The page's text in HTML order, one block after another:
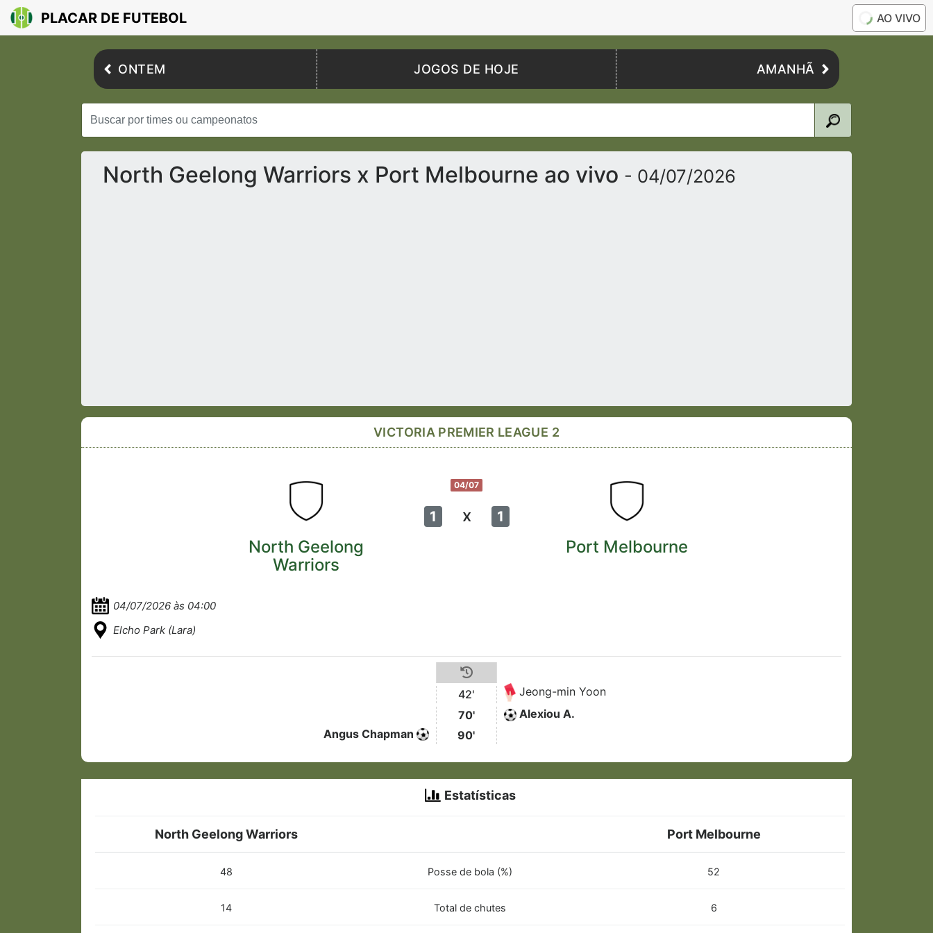
PLACAR DE FUTEBOL AO VIVO
ONTEM JOGOS DE HOJE AMANHÃ
North Geelong Warriors x Port Melbourne ao vivo - 04/07/2026
VICTORIA PREMIER LEAGUE 2
04/07
1 x 1
North Geelong
Warriors
Port Melbourne
04/07/2026 às 04:00
Elcho Park (Lara)
42'
Jeong-min Yoon
70'
Alexiou A.
Angus Chapman
90'
Estatísticas
North Geelong Warriors Port Melbourne
48 Posse de bola (%) 52
14 Total de chutes 6